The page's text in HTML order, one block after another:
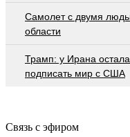
Самолет с двумя
области
Трамп: у Ирана
подписать мир с США
Связь с эфиром